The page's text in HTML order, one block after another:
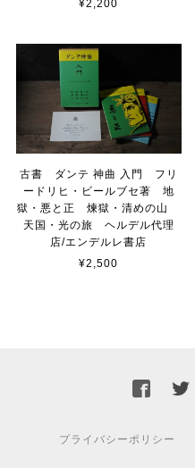
¥2,200
古書 ダンテ 神曲 入門 フリ
ードリヒ・ビールブセ著 地
獄・悪と正 煉獄・清めの山
天国・光の旅 ヘルデル代理
店/エンデルレ書店
¥2,500
プライバシーポリシー